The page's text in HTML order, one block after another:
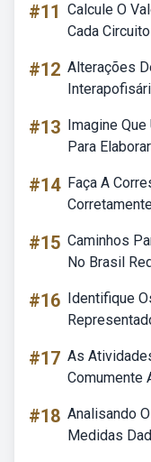
#11 Calcule O
Cada
#12 Alterações
#13 Imagine
Para
#14 Faça A
#15 Caminhos
No Brasil
#16 Identifique
#17 As
Comumente
#18 Analisando
Medidas